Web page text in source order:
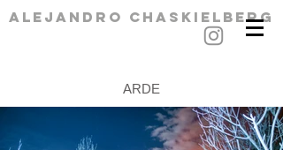
alejandro chaskielberg
ARDE